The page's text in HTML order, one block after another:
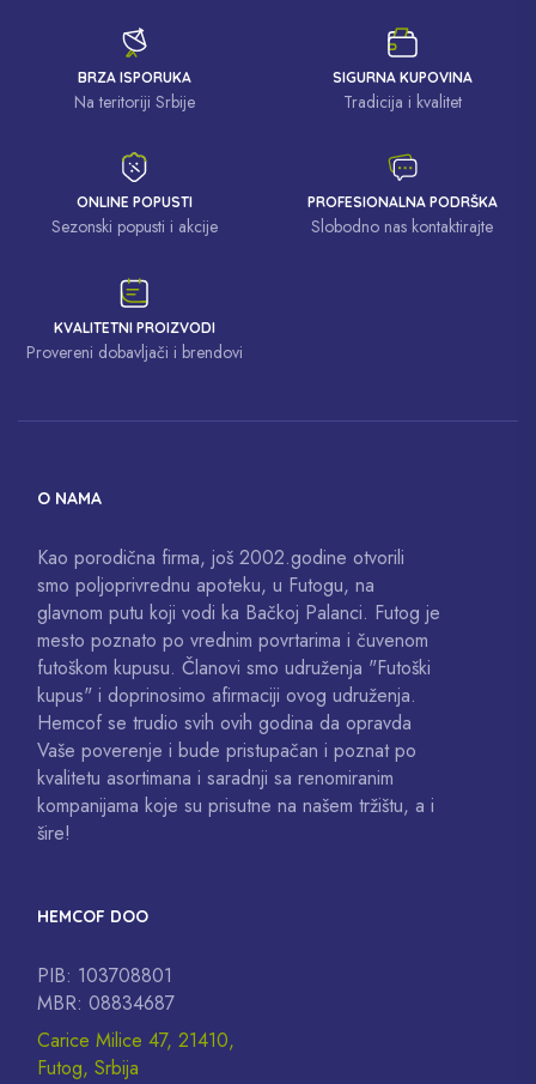
BRZA ISPORUKA
Na teritoriji Srbije
SIGURNA KUPOVINA
Tradicija i kvalitet
ONLINE POPUSTI
Sezonski popusti i akcije
PROFESIONALNA PODRŠKA
Slobodno nas kontaktirajte
KVALITETNI PROIZVODI
Provereni dobavljači i brendovi
O NAMA
Kao porodična firma, još 2002.godine otvorili
smo poljoprivrednu apoteku, u Futogu, na
glavnom putu koji vodi ka Bačkoj Palanci. Futog je
mesto poznato po vrednim povrtarima i čuvenom
futoškom kupusu. Članovi smo udruženja "Futoški
kupus" i doprinosimo afirmaciji ovog udruženja.
Hemcof se trudio svih ovih godina da opravda
Vaše poverenje i bude pristupačan i poznat po
kvalitetu asortimana i saradnji sa renomiranim
kompanijama koje su prisutne na našem tržištu, a i
šire!
HEMCOF DOO
PIB: 103708801
MBR: 08834687
Carice Milice 47, 21410,
Futog, Srbija